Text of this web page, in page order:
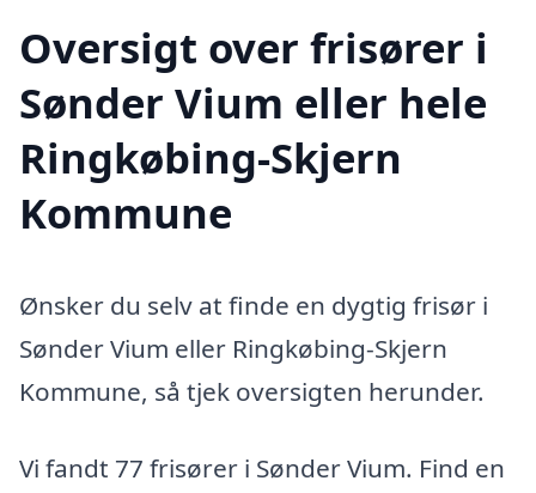
Oversigt over frisører i
Sønder Vium eller hele
Ringkøbing-Skjern
Kommune
Ønsker du selv at finde en dygtig frisør i
Sønder Vium eller Ringkøbing-Skjern
Kommune, så tjek oversigten herunder.
Vi fandt 77 frisører i Sønder Vium. Find en